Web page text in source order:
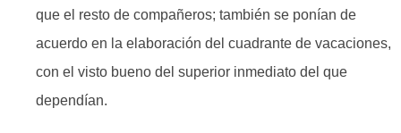
que el resto de compañeros; también se ponían de
acuerdo en la elaboración del cuadrante de vacaciones,
con el visto bueno del superior inmediato del que
dependían.